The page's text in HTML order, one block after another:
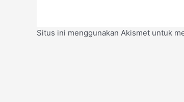
Situs ini menggunakan Akismet untuk